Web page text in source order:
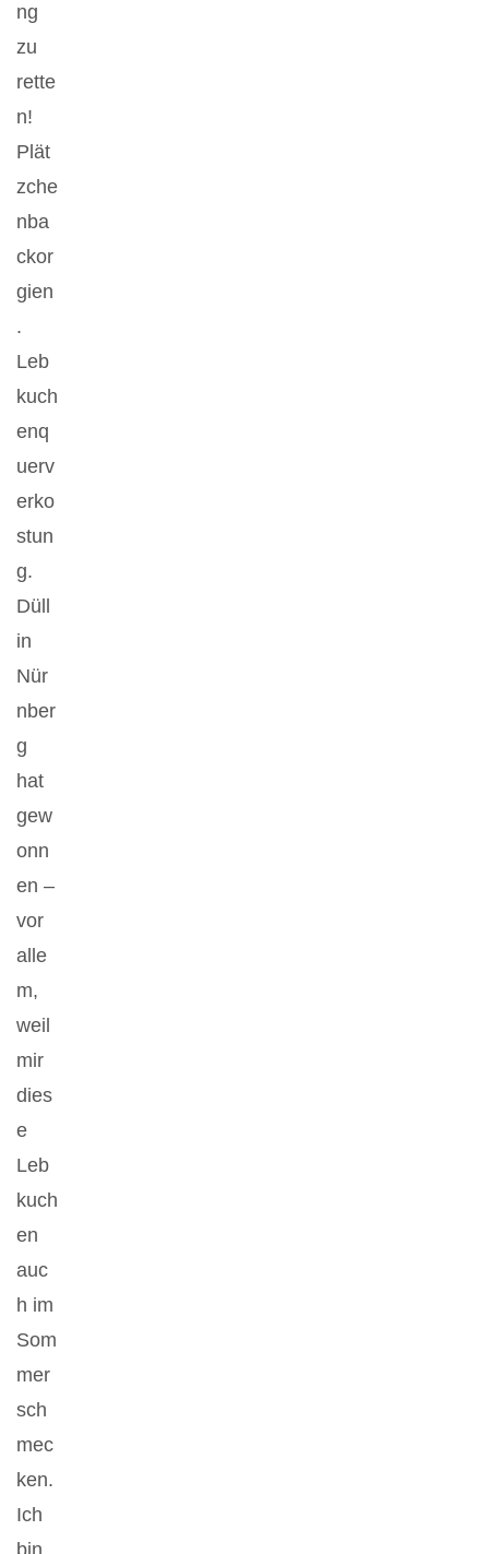
ng
zu
rette
n!
Plät
zche
nba
ckor
gien
.
Leb
kuch
enq
uerv
erko
stun
g.
Düll
in
Nür
nber
g
hat
gew
onn
en –
vor
alle
m,
weil
mir
dies
e
Leb
kuch
en
auc
h im
Som
mer
sch
mec
ken.
Ich
bin